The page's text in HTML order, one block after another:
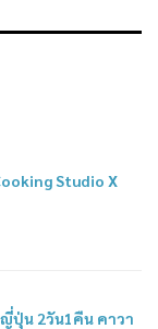
Studio X
ญี่ปุ่น 2วัน1คืน คาวา